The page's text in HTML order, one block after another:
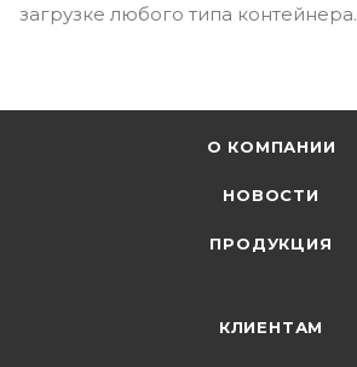
загрузке любого типа контейнера.
О КОМПАНИИ
НОВОСТИ
ПРОДУКЦИЯ
КЛИЕНТАМ